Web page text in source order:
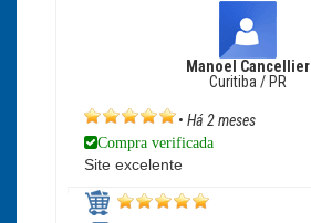
Manoel Cancellier
Curitiba / PR
• Há 2 meses
Compra verificada
Site excelente